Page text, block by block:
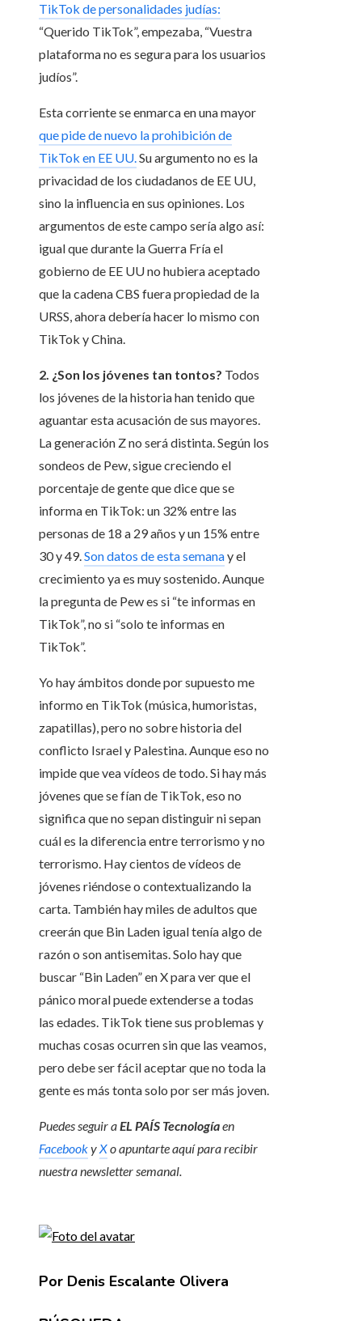
TikTok de personalidades judías:
“Querido TikTok”, empezaba, “Vuestra
plataforma no es segura para los usuarios
judíos”.
Esta corriente se enmarca en una mayor
que pide de nuevo la prohibición de
TikTok en EE UU.Su argumento no es la
privacidad de los ciudadanos de EE UU,
sino la influencia en sus opiniones. Los
argumentos de este campo sería algo así:
igual que durante la Guerra Fría el
gobierno de EE UU no hubiera aceptado
que la cadena CBS fuera propiedad de la
URSS, ahora debería hacer lo mismo con
TikTok y China.
2. ¿Son los jóvenes tan tontos? Todos
los jóvenes de la historia han tenido que
aguantar esta acusación de sus mayores.
La generación Z no será distinta. Según los
sondeos de Pew, sigue creciendo el
porcentaje de gente que dice que se
informa en TikTok: un 32% entre las
personas de 18 a 29 años y un 15% entre
30 y 49.Son datos de esta semanay el
crecimiento ya es muy sostenido. Aunque
la pregunta de Pew es si “te informas en
TikTok”, no si “solo te informas en
TikTok”.
Yo hay ámbitos donde por supuesto me
informo en TikTok (música, humoristas,
zapatillas), pero no sobre historia del
conflicto Israel y Palestina. Aunque eso no
impide que vea vídeos de todo. Si hay más
jóvenes que se fían de TikTok, eso no
significa que no sepan distinguir ni sepan
cuál es la diferencia entre terrorismo y no
terrorismo. Hay cientos de vídeos de
jóvenes riéndose o contextualizando la
carta. También hay miles de adultos que
creerán que Bin Laden igual tenía algo de
razón o son antisemitas. Solo hay que
buscar “Bin Laden” en X para ver que el
pánico moral puede extenderse a todas
las edades. TikTok tiene sus problemas y
muchas cosas ocurren sin que las veamos,
pero debe ser fácil aceptar que no toda la
gente es más tonta solo por ser más joven.
Puedes seguir aEL PAÍS Tecnologíaen
FacebookyXo apuntarte aquí para recibir
nuestranewsletter semanal.
Por Denis Escalante Olivera